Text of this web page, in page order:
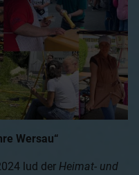
Wersau“
lud der Heimat- und